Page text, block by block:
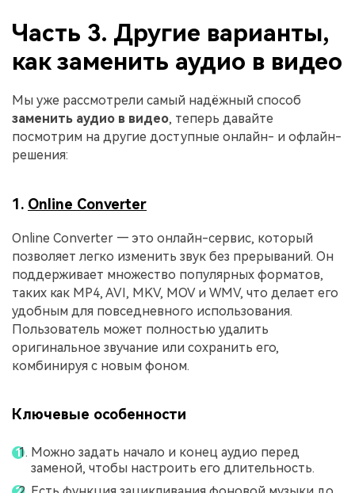
Часть 3. Другие варианты,
как заменить аудио в видео
Мы уже рассмотрели самый надёжный способ
заменить аудио в видео, теперь давайте
посмотрим на другие доступные онлайн- и офлайн-
решения:
1. Online Converter
Online Converter — это онлайн-сервис, который
позволяет легко изменить звук без прерываний. Он
поддерживает множество популярных форматов,
таких как MP4, AVI, MKV, MOV и WMV, что делает его
удобным для повседневного использования.
Пользователь может полностью удалить
оригинальное звучание или сохранить его,
комбинируя с новым фоном.
Ключевые особенности
Можно задать начало и конец аудио перед
заменой, чтобы настроить его длительность.